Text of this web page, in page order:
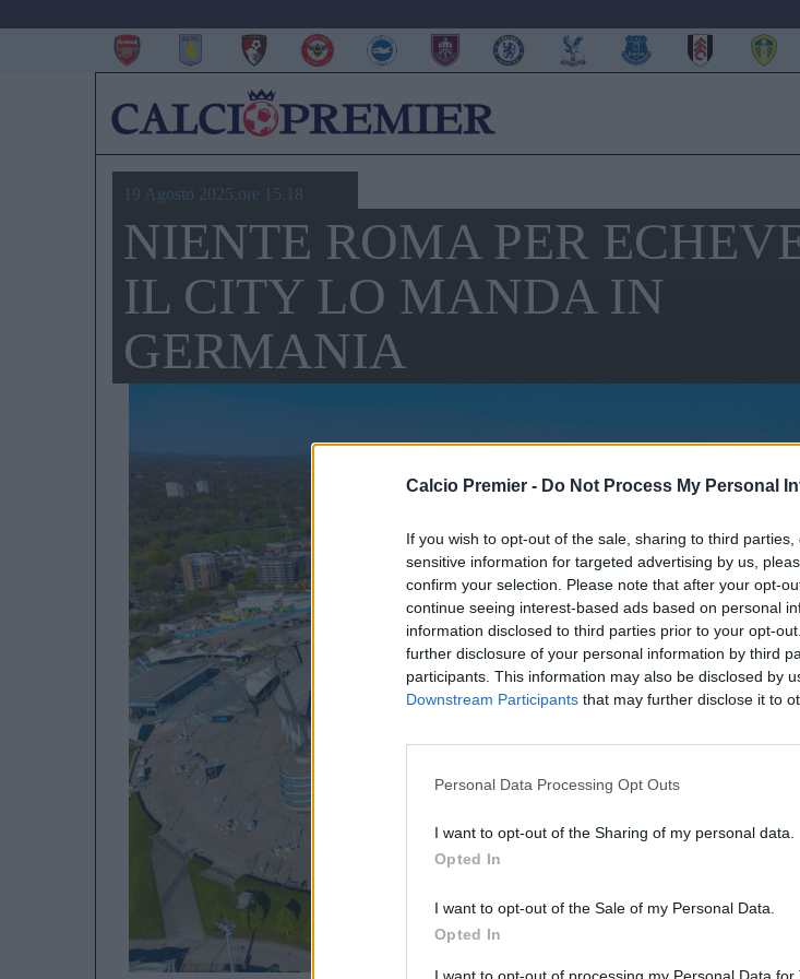
Calcio Premier - Do Not Process My Personal
If you wish to opt-out of the sale, sharing to third
sensitive information for targeted advertising by us,
confirm your selection. Please note that after your opt-
continue seeing interest-based ads based on personal
information disclosed to third parties prior to your opt-
further disclosure of your personal information by third
participants. This information may also be disclosed by
Downstream Participants that may further disclose it to
Personal Data Processing Opt Outs
I want to opt-out of the Sharing of my personal data.
Opted In
I want to opt-out of the Sale of my Personal Data.
Opted In
19 Agosto 2025,ore 15.18
NIENTE ROMA PER
IL CITY LO MANDA IN
GERMANIA